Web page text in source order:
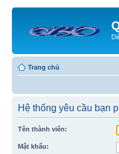
Trang chủ
Hệ thống yêu cầu bạn
Tên thành viên:
Mật khẩu: